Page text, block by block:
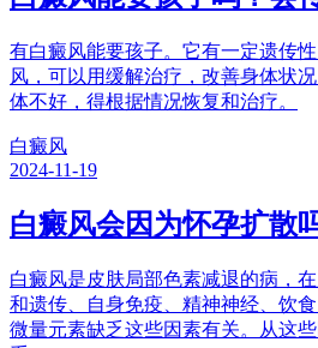
有白癜风能要孩子。它有一定遗传
风，可以用缓解治疗，改善身体状
体不好，得根据情况恢复和治疗。
白癜风
2024-11-19
白癜风会因为怀孕扩散
白癜风是皮肤局部色素减退的病，
和遗传、自身免疫、精神神经、饮
微量元素缺乏这些因素有关。从这